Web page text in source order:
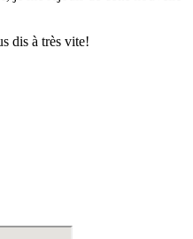
dis à très vite!